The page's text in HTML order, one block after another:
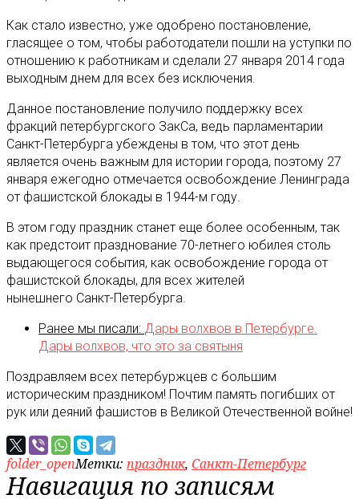
Как стало известно, уже одобрено постановление,
гласящее о том, чтобы работодатели пошли на уступки по
отношению к работникам и сделали 27 января 2014 года
выходным днем для всех без исключения.
Данное постановление получило поддержку всех
фракций петербургского ЗакСа, ведь парламентарии
Санкт-Петербурга убеждены в том, что этот день
является очень важным для истории города, поэтому 27
января ежегодно отмечается освобождение Ленинграда
от фашистской блокады в 1944-м году.
В этом году праздник станет еще более особенным, так
как предстоит празднование 70-летнего юбилея столь
выдающегося события, как освобождение города от
фашистской блокады, для всех жителей
нынешнего Санкт-Петербурга.
Ранее мы писали: Дары волхвов в Петербурге.
Дары волхвов, что это за святыня
Поздравляем всех петербуржцев с большим
историческим праздником! Почтим память погибших от
рук или деяний фашистов в Великой Отечественной войне!
folder_openМетки: праздник, Санкт-Петербург
Навигация по записям